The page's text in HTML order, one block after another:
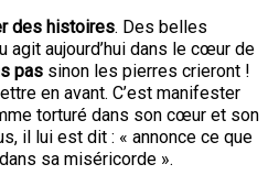
des histoires. Des belles
agit aujourd’hui dans le cœur de
pas sinon les pierres crieront !
en avant. C’est manifester
torturé dans son cœur et son
il lui est dit : « annonce ce que
sa miséricorde ».